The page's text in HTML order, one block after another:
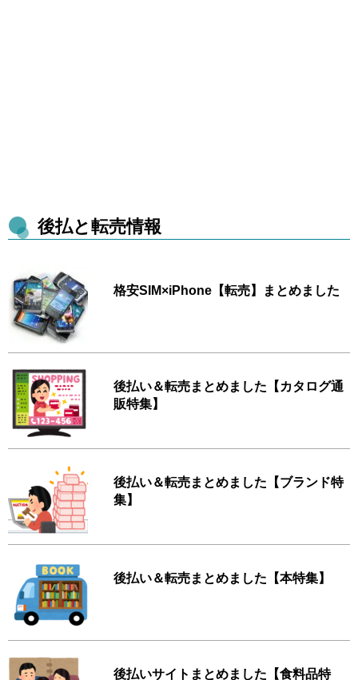
後払と転売情報
格安SIM×iPhone【転売】まとめました
後払い＆転売まとめました【カタログ通
販特集】
後払い＆転売まとめました【ブランド特
集】
後払い＆転売まとめました【本特集】
後払いサイトまとめました【食料品特